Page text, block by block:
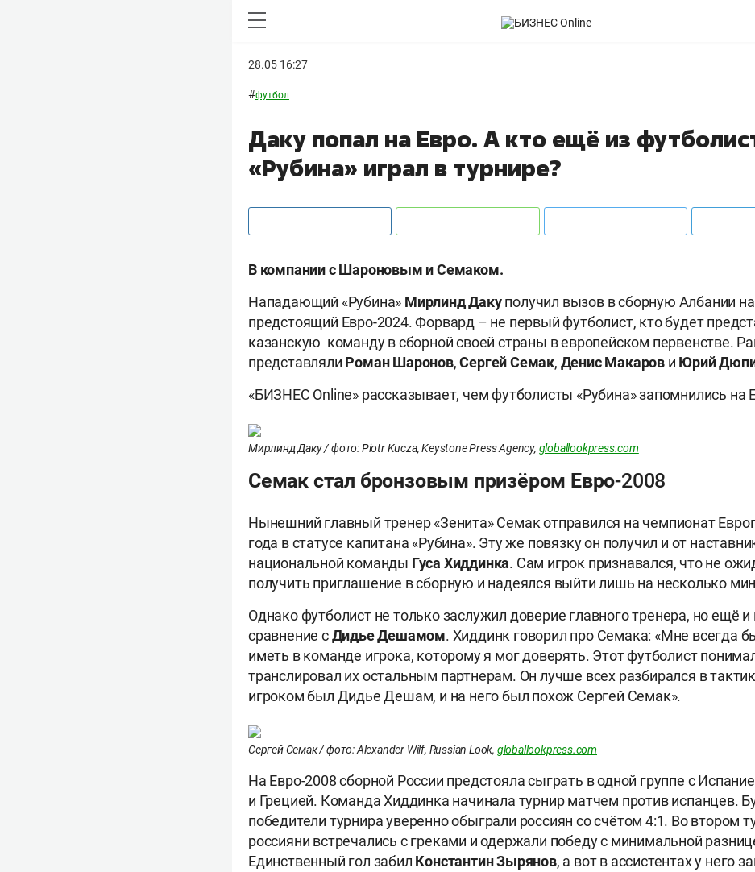
28.05 16:27
#футбол
Даку попал на Евро. А кто ещё из
«Рубина» играл в турнире?
В компании с Шароновым и Семаком.
Нападающий «Рубина» Мирлинд Дакуполучил вызов в сборную Албании на
предстоящий Евро-2024. Форвард – не первый футболист, кто будет
казанскую команду в сборной своей страны в европейском первенстве.
представляли Роман Шаронов,Сергей Семак, Денис Макаров и Юрий
«БИЗНЕС Online» рассказывает, чем футболисты «Рубина» запомнились на
Мирлинд Даку / фото: Piotr Kucza, Keystone Press Agency, globallookpress.com
Семак стал бронзовым призёром Евро-2008
Нынешний главный тренер «Зенита» Семак отправился на чемпионат
года в статусе капитана «Рубина». Эту же повязку он получил и от
национальной команды Гуса Хиддинка. Сам игрок признавался, что не
получить приглашение в сборную и надеялся выйти лишь на несколько
Однако футболист не только заслужил доверие главного тренера, но ещё и
сравнение сДидье Дешамом. Хиддинк говорил про Семака: «Мне всегда
иметь в команде игрока, которому я мог доверять. Этот футболист
транслировал их остальным партнерам. Он лучше всех разбирался в
игроком был Дидье Дешам, и на него был похож Сергей Семак».
Сергей Семак / фото: Alexander Wilf, Russian Look, globallookpress.com
На Евро-2008 сборной России предстояла сыграть в одной группе с
и Грецией. Команда Хиддинка начинала турнир матчем против испанцев.
победители турнира уверенно обыграли россиян со счётом 4:1. Во втором
россияни встречались с греками и одержали победу с минимальной
Единственный гол забил Константин Зырянов, а вот в ассистентах у него